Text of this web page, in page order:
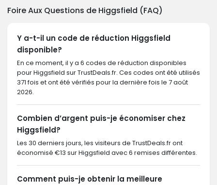
Foire Aux Questions de Higgsfield (FAQ)
Y a-t-il un code de réduction Higgsfield
disponible?
En ce moment, il y a 6 codes de réduction disponibles
pour Higgsfield sur TrustDeals.fr. Ces codes ont été utilisés
371 fois et ont été vérifiés pour la dernière fois le 7 août
2026.
Combien d’argent puis-je économiser chez
Higgsfield?
Les 30 derniers jours, les visiteurs de TrustDeals.fr ont
économisé €13 sur Higgsfield avec 6 remises différentes.
Comment puis-je obtenir la meilleure